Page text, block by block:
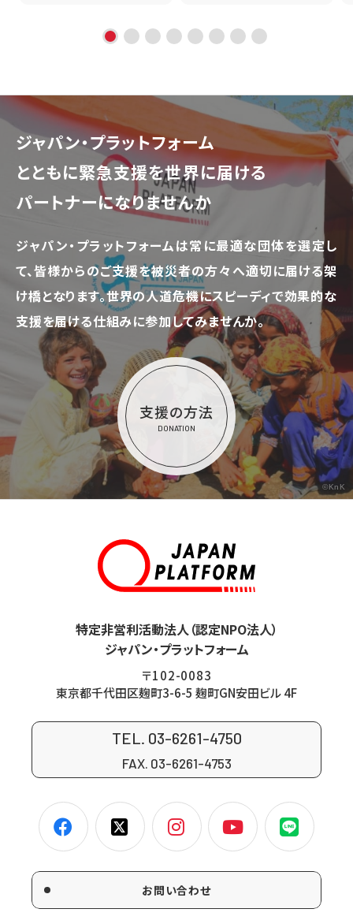
ジャパン・プラットフォーム
とともに緊急支援を世界に届ける
パートナーになりませんか
ジャパン・プラットフォームは常に最適な団体を選定し
て、皆様からのご支援を被災者の方々へ適切に届ける架
け橋となります。世界の人道危機にスピーディで効果的な
支援を届ける仕組みに参加してみませんか。
支援の方法
DONATION
©KnK
特定非営利活動法人（認定NPO法人）
ジャパン・プラットフォーム
〒102-0083
東京都千代田区麹町3-6-5 麹町GN安田ビル 4F
TEL. 03-6261-4750
FAX. 03-6261-4753
お問い合わせ